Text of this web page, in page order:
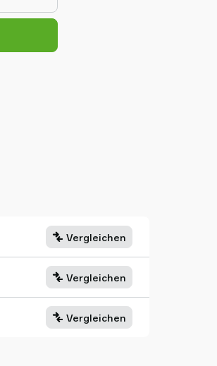
Vergleichen
Vergleichen
Vergleichen